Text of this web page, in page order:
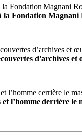
la Fondation Magnani
d’archives
l’homme derrière le